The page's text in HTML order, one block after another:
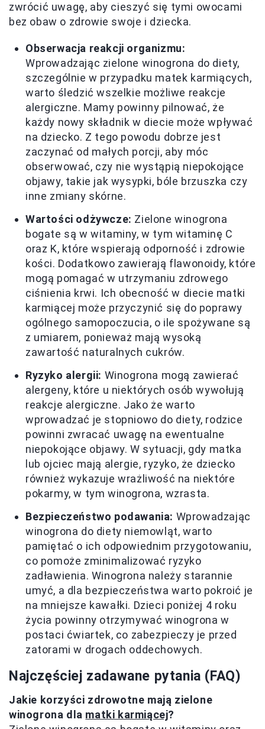
zwrócić uwagę, aby cieszyć się tymi owocami
bez obaw o zdrowie swoje i dziecka.
Obserwacja reakcji organizmu:
Wprowadzając zielone winogrona do diety,
szczególnie w przypadku matek karmiących,
warto śledzić wszelkie możliwe reakcje
alergiczne. Mamy powinny pilnować, że
każdy nowy składnik w diecie może wpływać
na dziecko. Z tego powodu dobrze jest
zaczynać od małych porcji, aby móc
obserwować, czy nie wystąpią niepokojące
objawy, takie jak wysypki, bóle brzuszka czy
inne zmiany skórne.
Wartości odżywcze: Zielone winogrona
bogate są w witaminy, w tym witaminę C
oraz K, które wspierają odporność i zdrowie
kości. Dodatkowo zawierają flawonoidy, które
mogą pomagać w utrzymaniu zdrowego
ciśnienia krwi. Ich obecność w diecie matki
karmiącej może przyczynić się do poprawy
ogólnego samopoczucia, o ile spożywane są
z umiarem, ponieważ mają wysoką
zawartość naturalnych cukrów.
Ryzyko alergii: Winogrona mogą zawierać
alergeny, które u niektórych osób wywołują
reakcje alergiczne. Jako że warto
wprowadzać je stopniowo do diety, rodzice
powinni zwracać uwagę na ewentualne
niepokojące objawy. W sytuacji, gdy matka
lub ojciec mają alergie, ryzyko, że dziecko
również wykazuje wrażliwość na niektóre
pokarmy, w tym winogrona, wzrasta.
Bezpieczeństwo podawania: Wprowadzając
winogrona do diety niemowląt, warto
pamiętać o ich odpowiednim przygotowaniu,
co pomoże zminimalizować ryzyko
zadławienia. Winogrona należy starannie
umyć, a dla bezpieczeństwa warto pokroić je
na mniejsze kawałki. Dzieci poniżej 4 roku
życia powinny otrzymywać winogrona w
postaci ćwiartek, co zabezpieczy je przed
zatorami w drogach oddechowych.
Najczęściej zadawane pytania (FAQ)
Jakie korzyści zdrowotne mają zielone
winogrona dla matki karmiącej?